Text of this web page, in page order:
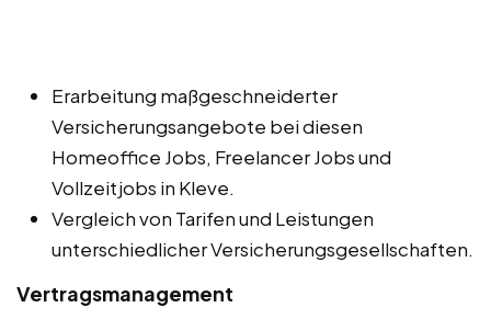
Erarbeitung maßgeschneiderter
Versicherungsangebote bei diesen
Homeoffice Jobs, Freelancer Jobs und
Vollzeitjobs in Kleve.
Vergleich von Tarifen und Leistungen
unterschiedlicher Versicherungsgesellschaften.
Vertragsmanagement